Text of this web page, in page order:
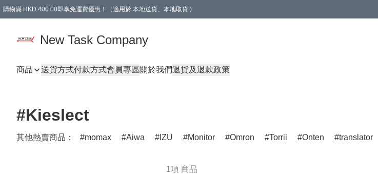
購物滿 HKD 400.00即享免運費優惠！（適用於 本地送貨、本地取貨 )
New Task Company
商品 送貨方式付款方式會員專區關於我們退貨及退款政策
#Kieslect
其他熱賣商品： momax Aiwa IZU Monitor Omron Torrii Onten translator
1項 商品